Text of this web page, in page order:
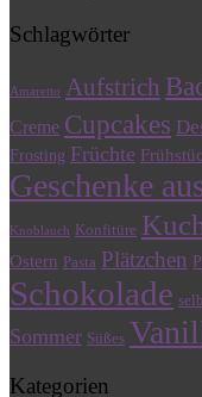
Schlagwörter
Amaretto Aufstrich
Creme Cupcakes
Frosting Früchte
Geschenke
Knoblauch Konfitüre
Ostern Pasta Plätzchen
Schokolade
Sommer Süßes
Kategorien